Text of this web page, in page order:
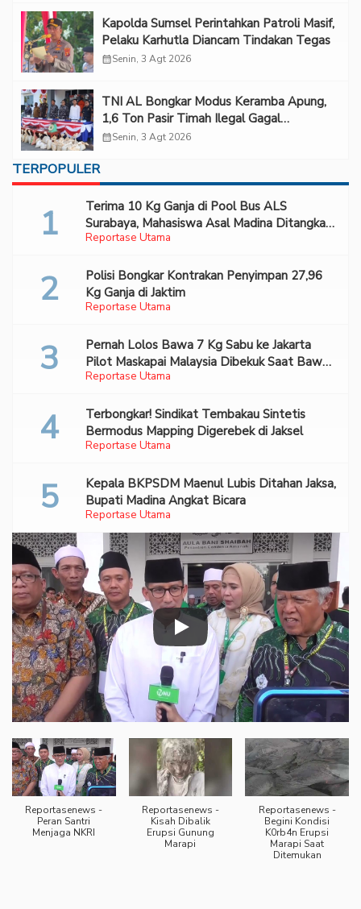
Kapolda Sumsel Perintahkan Patroli Masif,
Pelaku Karhutla Diancam Tindakan Tegas
calendar_monthSenin, 3 Agt 2026
TNI AL Bongkar Modus Keramba Apung,
1,6 Ton Pasir Timah Ilegal Gagal
Diselundupkan
calendar_monthSenin, 3 Agt 2026
TERPOPULER
Reportase Utama
Terima 10 Kg Ganja di Pool Bus ALS
Surabaya, Mahasiswa Asal Madina Ditangkap
Bareskrim
Reportase Utama
Polisi Bongkar Kontrakan Penyimpan 27,96
Kg Ganja di Jaktim
Reportase Utama
Pernah Lolos Bawa 7 Kg Sabu ke Jakarta
Pilot Maskapai Malaysia Dibekuk Saat Bawa
70 Ribu Pil Ekstasi Di Bandara Soetta
Reportase Utama
Terbongkar! Sindikat Tembakau Sintetis
Bermodus Mapping Digerebek di Jaksel
Reportase Utama
Kepala BKPSDM Maenul Lubis Ditahan Jaksa,
Bupati Madina Angkat Bicara
Reportasenews -
Peran Santri
Menjaga NKRI
Reportasenews -
Kisah Dibalik
Erupsi Gunung
Marapi
Reportasenews -
Begini Kondisi
K0rb4n Erupsi
Marapi Saat
Ditemukan